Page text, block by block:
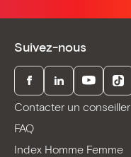
Suivez-nous
FacebookLinkedInYoutubeTikTok
Contacter un conseiller
FAQ
Index Homme Femme